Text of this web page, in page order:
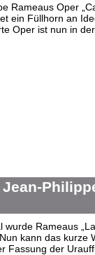
Rameaus Oper
ein Füllhorn an
Oper ist nun in
wurde Rameaus
kann das kurze
Fassung der